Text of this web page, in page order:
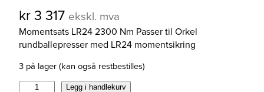
kr3 317 ekskl. mva
Momentsats LR24 2300 Nm Passer til Orkel
rundballepresser med LR24 momentsikring
3 på lager (kan også restbestilles)
Legg i handlekurv